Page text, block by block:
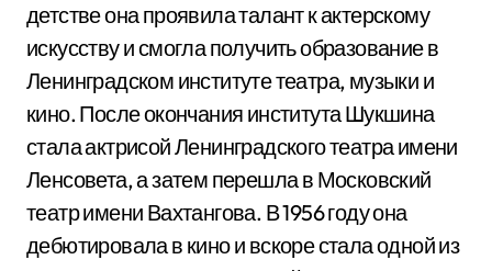
детстве она проявила талант к актерскому
искусству и смогла получить образование в
Ленинградском институте театра, музыки и
кино. После окончания института Шукшина
стала актрисой Ленинградского театра имени
Ленсовета, а затем перешла в Московский
театр имени Вахтангова. В 1956 году она
дебютировала в кино и вскоре стала одной из